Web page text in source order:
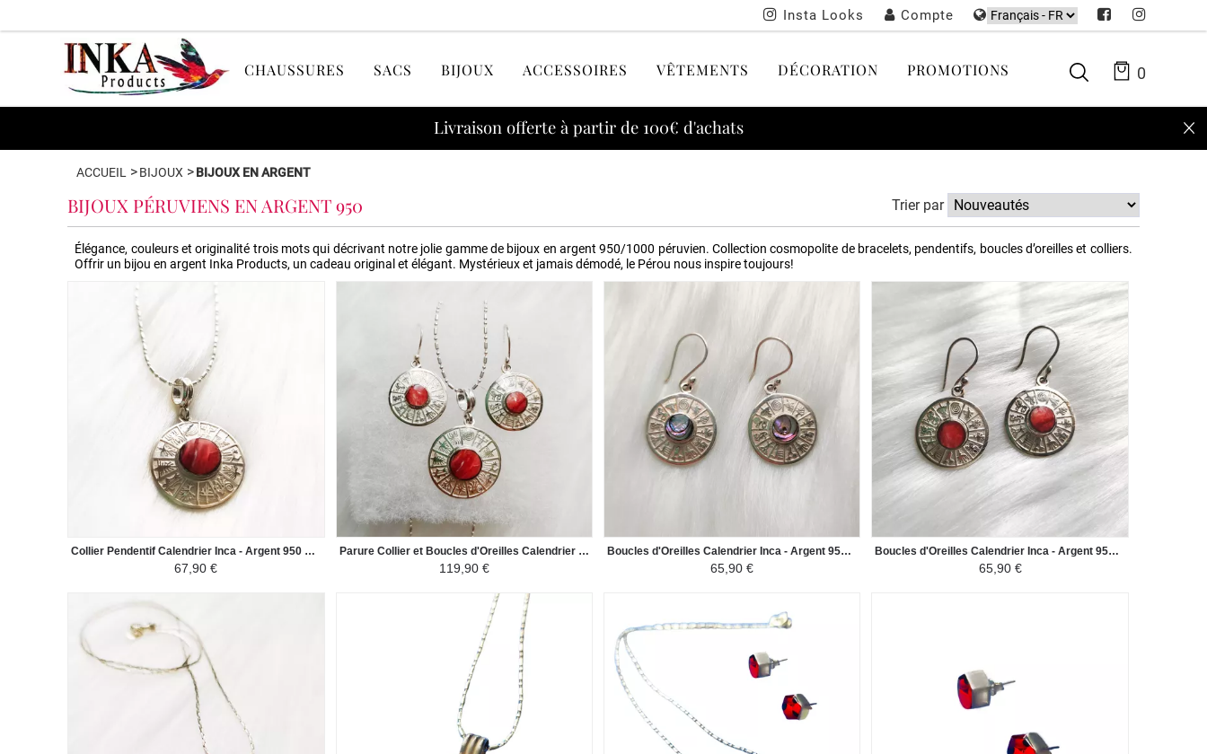
Insta Looks Compte
CHAUSSURES SACS BIJOUX ACCESSOIRES VÊTEMENTS DÉCORATION PROMOTIONS 0
Livraison offerte à partir de 100€ d'achats
ACCUEIL >BIJOUX >BIJOUX EN ARGENT
BIJOUX PÉRUVIENS EN ARGENT 950 Trier par
Élégance, couleurs et originalité trois mots qui décrivant notre jolie gamme de bijoux en argent 950/1000 péruvien. Collection cosmopolite de bracelets, pendentifs, boucles d’oreilles et colliers.
Offrir un bijou en argent Inka Products, un cadeau original et élégant. Mystérieux et jamais démodé, le Pérou nous inspire toujours!
Collier Pendentif Calendrier Inca - Argent 950 Pierres Naturelles - Jasper Rouge
67,90 €
Parure Collier et Boucles d'Oreilles Calendrier Inca - Argent 950 Pierres Naturelles - Jasper Rouge
119,90 €
Boucles d'Oreilles Calendrier Inca - Argent 950 Pierres Naturelles - Nacre
65,90 €
Boucles d'Oreilles Calendrier Inca - Argent 950 Pierres Naturelles - Jasper Rouge
65,90 €